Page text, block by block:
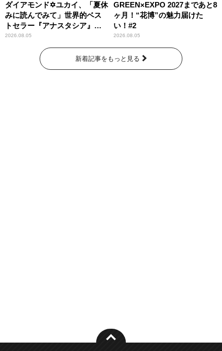
ダイアモンド✡ユカイ、「夏休
みに読んでみて」世界的ベス
トセラー『アナスタシア』を
紹介
2026.08.05
GREEN×EXPO 2027まであと8
ヶ月！“花博”の魅力届けた
い！#2
2026.08.05
新着記事をもっと見る